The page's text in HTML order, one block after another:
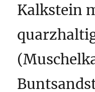
Kalkstein